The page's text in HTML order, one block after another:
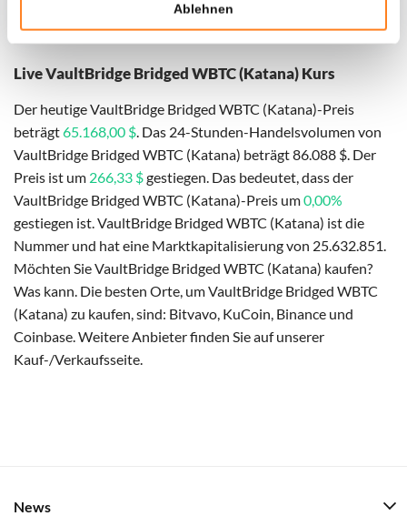
Ablehnen
Live VaultBridge Bridged WBTC (Katana) Kurs
Der heutige VaultBridge Bridged WBTC (Katana)-Preis
beträgt65.168,00 $. Das 24-Stunden-Handelsvolumen von
VaultBridge Bridged WBTC (Katana) beträgt 86.088 $. Der
Preis ist um 266,33 $gestiegen. Das bedeutet, dass der
VaultBridge Bridged WBTC (Katana)-Preis um0,00%
gestiegen ist. VaultBridge Bridged WBTC (Katana) ist die
Nummer und hat eine Marktkapitalisierung von 25.632.851.
Möchten Sie VaultBridge Bridged WBTC (Katana) kaufen?
Was kann. Die besten Orte, um VaultBridge Bridged WBTC
(Katana) zu kaufen, sind: Bitvavo, KuCoin, Binance und
Coinbase. Weitere Anbieter finden Sie auf unserer
Kauf-/Verkaufsseite.
erste Investitionsdatum wurde entsprechend angepasst.
News